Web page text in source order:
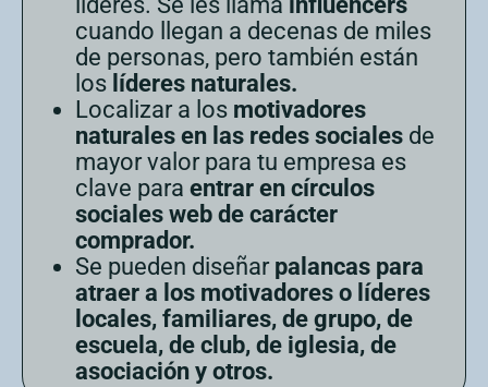
cuando llegan a decenas de miles
de personas, pero también están
los líderes naturales.
Localizar a los motivadores
naturales en las redes sociales de
mayor valor para tu empresa es
clave para entrar en círculos
sociales web de carácter
comprador.
Se pueden diseñar palancas para
atraer a los motivadores o líderes
locales, familiares, de grupo, de
escuela, de club, de iglesia, de
asociación y otros.